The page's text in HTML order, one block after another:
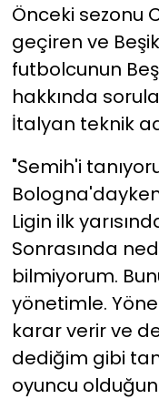
Önceki sezonu
geçiren ve
futbolcunun
hakkında
İtalyan teknik
"Semih'i
Ligin ilk
Sonrasında
bilmiyorum.
yönetimle.
karar verir ve
dediğim gibi
oyuncu